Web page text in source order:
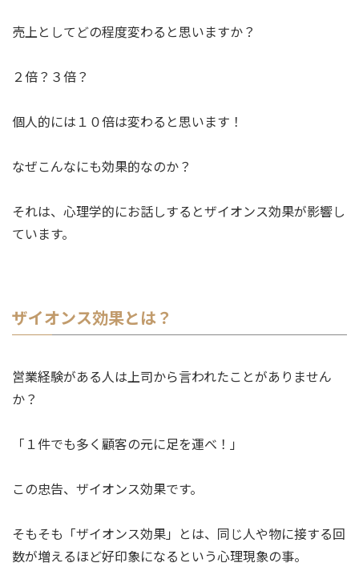
売上としてどの程度変わると思いますか？
２倍？３倍？
個人的には１０倍は変わると思います！
なぜこんなにも効果的なのか？
それは、心理学的にお話しするとザイオンス効果が影響し
ています。
ザイオンス効果とは？
営業経験がある人は上司から言われたことがありません
か？
「１件でも多く顧客の元に足を運べ！」
この忠告、ザイオンス効果です。
そもそも「ザイオンス効果」とは、同じ人や物に接する回
数が増えるほど好印象になるという心理現象の事。